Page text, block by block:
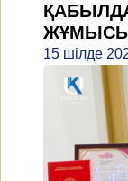
15 шілде